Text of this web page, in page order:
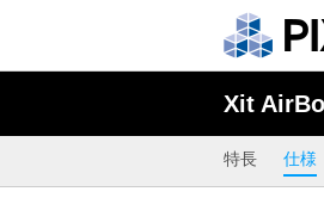
Xit
特長 仕様